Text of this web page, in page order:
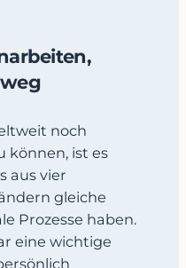
noch
können, ist es
aus vier
gleiche
Prozesse haben.
eine wichtige